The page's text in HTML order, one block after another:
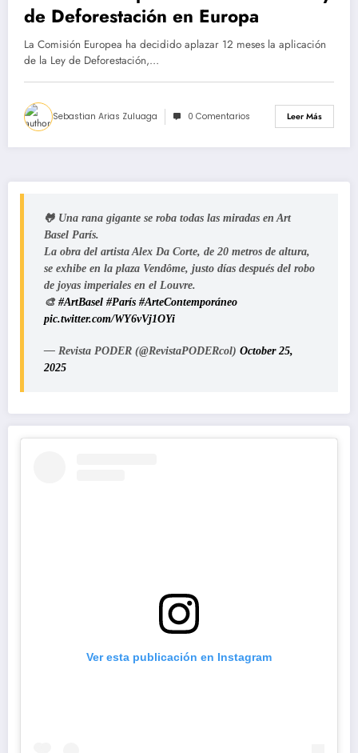
de Deforestación en Europa
La Comisión Europea ha decidido aplazar 12 meses la aplicación
de la Ley de Deforestación,…
Sebastian Arias Zuluaga 0 Comentarios Leer Más
🐸 Una rana gigante se roba todas las miradas en Art
Basel París.
La obra del artista Alex Da Corte, de 20 metros de altura,
se exhibe en la plaza Vendôme, justo días después del robo
de joyas imperiales en el Louvre.
🎨 #ArtBasel #París #ArteContemporáneo
pic.twitter.com/WY6vVj1OYi
— Revista PODER (@RevistaPODERcol) October 25,
2025
Ver esta publicación en Instagram